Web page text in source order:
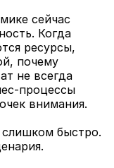
сейчас
Когда
ресурсы,
почему
не всегда
процессы
внимания.
быстро.